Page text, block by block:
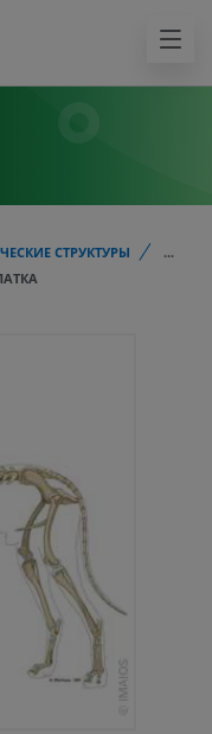
СТРУКТУРЫ
...